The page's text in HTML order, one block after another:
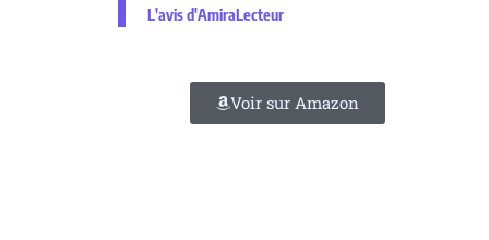
L'avis d'AmiraLecteur
Voir sur Amazon